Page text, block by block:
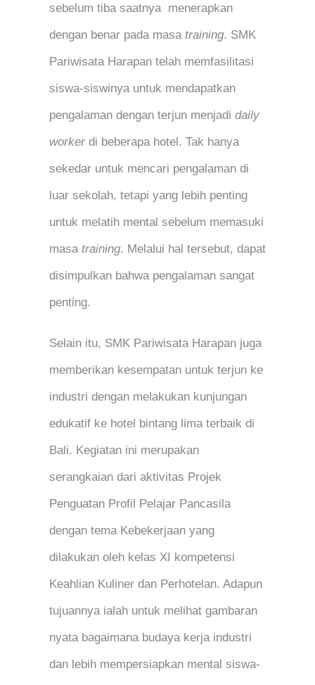
sebelum tiba saatnya menerapkan
dengan benar pada masa training. SMK
Pariwisata Harapan telah memfasilitasi
siswa-siswinya untuk mendapatkan
pengalaman dengan terjun menjadi daily
worker di beberapa hotel. Tak hanya
sekedar untuk mencari pengalaman di
luar sekolah, tetapi yang lebih penting
untuk melatih mental sebelum memasuki
masa training. Melalui hal tersebut, dapat
disimpulkan bahwa pengalaman sangat
penting.
Selain itu, SMK Pariwisata Harapan juga
memberikan kesempatan untuk terjun ke
industri dengan melakukan kunjungan
edukatif ke hotel bintang lima terbaik di
Bali. Kegiatan ini merupakan
serangkaian dari aktivitas Projek
Penguatan Profil Pelajar Pancasila
dengan tema Kebekerjaan yang
dilakukan oleh kelas XI kompetensi
Keahlian Kuliner dan Perhotelan. Adapun
tujuannya ialah untuk melihat gambaran
nyata bagaimana budaya kerja industri
dan lebih mempersiapkan mental siswa-